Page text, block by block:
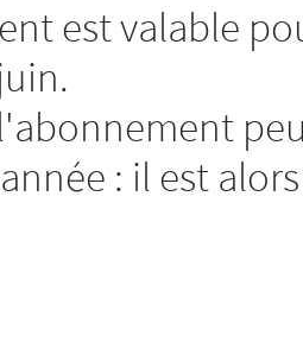
est valable
: il est